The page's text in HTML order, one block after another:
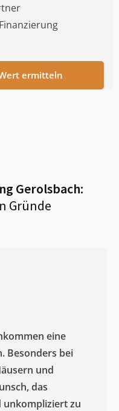
ermitteln
Gerolsbach:
Gründe
eine
Besonders bei
und
das
unkompliziert zu